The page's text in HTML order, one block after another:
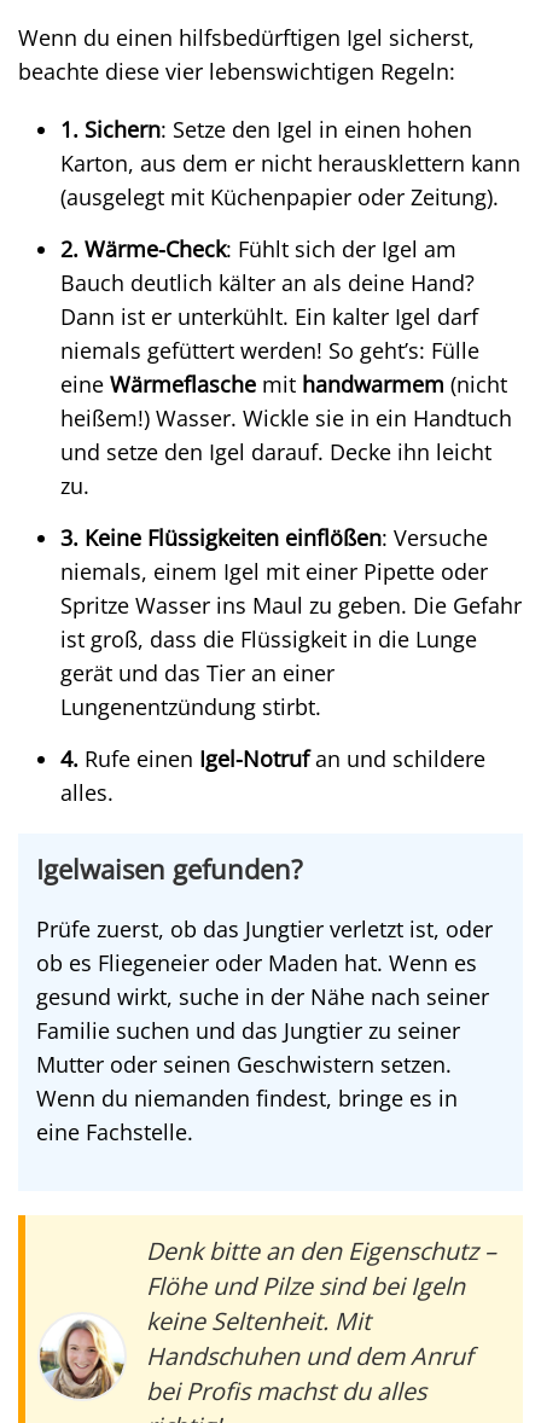
Wenn du einen hilfsbedürftigen Igel sicherst,
beachte diese vier lebenswichtigen Regeln:
1. Sichern: Setze den Igel in einen hohen
Karton, aus dem er nicht herausklettern kann
(ausgelegt mit Küchenpapier oder Zeitung).
2. Wärme-Check: Fühlt sich der Igel am
Bauch deutlich kälter an als deine Hand?
Dann ist er unterkühlt. Ein kalter Igel darf
niemals gefüttert werden! So geht’s: Fülle
eine Wärmeflasche mit handwarmem (nicht
heißem!) Wasser. Wickle sie in ein Handtuch
und setze den Igel darauf. Decke ihn leicht
zu.
3. Keine Flüssigkeiten einflößen: Versuche
niemals, einem Igel mit einer Pipette oder
Spritze Wasser ins Maul zu geben. Die Gefahr
ist groß, dass die Flüssigkeit in die Lunge
gerät und das Tier an einer
Lungenentzündung stirbt.
4. Rufe einen Igel-Notrufan und schildere
alles.
Igelwaisen gefunden?
Prüfe zuerst, ob das Jungtier verletzt ist, oder
ob es Fliegeneier oder Maden hat. Wenn es
gesund wirkt, suche in der Nähe nach seiner
Familie suchen und das Jungtier zu seiner
Mutter oder seinen Geschwistern setzen.
Wenn du niemanden findest, bringe es in
eine Fachstelle.
Denk bitte an den Eigenschutz –
Flöhe und Pilze sind bei Igeln
keine Seltenheit. Mit
Handschuhen und dem Anruf
bei Profis machst du alles